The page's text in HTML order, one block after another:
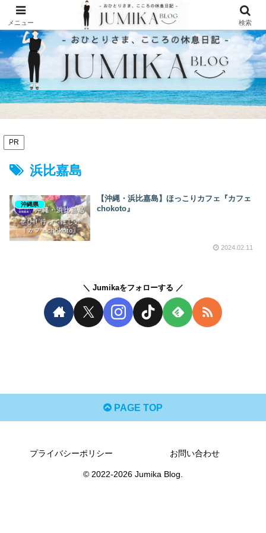
PR
浜比嘉島
沖縄県
【沖縄・浜比嘉島】ほっこりカフェ『カフェ
chokoto』
2024.02.11
Jumikaをフォローする
PAGE TOP
プライバシーポリシー お問い合わせ
© 2022-2026 Jumika Blog.
メニュー 検索